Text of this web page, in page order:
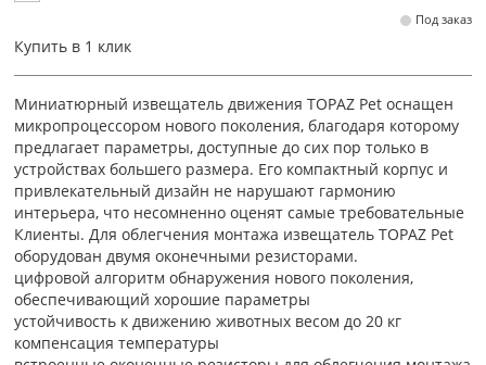
Под заказ
Купить в 1 клик
Миниатюрный извещатель движения TOPAZ Pet оснащен
микропроцессором нового поколения, благодаря которому
предлагает параметры, доступные до сих пор только в
устройствах большего размера. Его компактный корпус и
привлекательный дизайн не нарушают гармонию
интерьера, что несомненно оценят самые требовательные
Клиенты. Для облегчения монтажа извещатель TOPAZ Pet
оборудован двумя оконечными резисторами.
цифровой алгоритм обнаружения нового поколения,
обеспечивающий хорошие параметры
устойчивость к движению животных весом до 20 кг
компенсация температуры